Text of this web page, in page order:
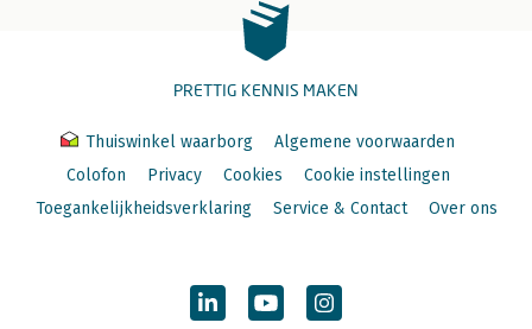
PRETTIG KENNIS MAKEN
Thuiswinkel waarborg
Algemene voorwaarden
Colofon
Privacy Cookies
Cookie instellingen
Toegankelijkheidsverklaring
Service & Contact Over ons